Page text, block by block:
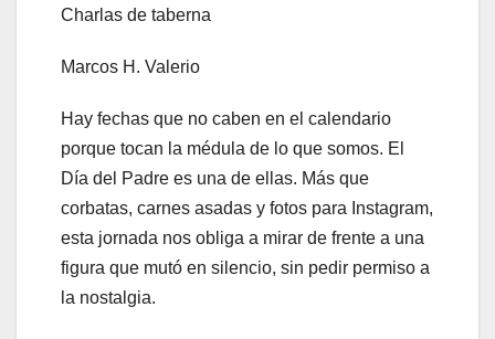
Charlas de taberna
Marcos H. Valerio
Hay fechas que no caben en el calendario
porque tocan la médula de lo que somos. El
Día del Padre es una de ellas. Más que
corbatas, carnes asadas y fotos para Instagram,
esta jornada nos obliga a mirar de frente a una
figura que mutó en silencio, sin pedir permiso a
la nostalgia.